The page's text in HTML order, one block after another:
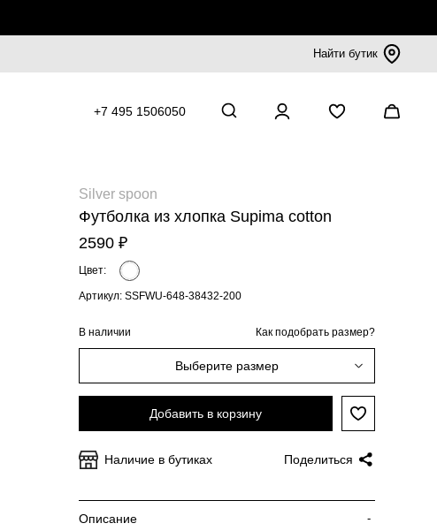
Найти бутик
+7 495 1506050
Silver spoon
Футболка из хлопка Supima cotton
2590 ₽
Цвет:
Артикул: SSFWU-648-38432-200
В наличии Как подобрать размер?
Выберите размер
Добавить в корзину
Наличие в бутиках Поделиться
Описание -